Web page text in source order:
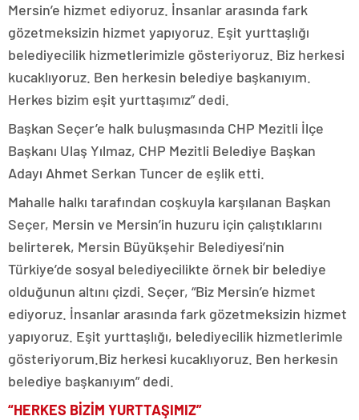
Mersin’e hizmet ediyoruz. İnsanlar arasında fark
gözetmeksizin hizmet yapıyoruz. Eşit yurttaşlığı
belediyecilik hizmetlerimizle gösteriyoruz. Biz herkesi
kucaklıyoruz. Ben herkesin belediye başkanıyım.
Herkes bizim eşit yurttaşımız” dedi.
Başkan Seçer’e halk buluşmasında CHP Mezitli İlçe
Başkanı Ulaş Yılmaz, CHP Mezitli Belediye Başkan
Adayı Ahmet Serkan Tuncer de eşlik etti.
Mahalle halkı tarafından coşkuyla karşılanan Başkan
Seçer, Mersin ve Mersin’in huzuru için çalıştıklarını
belirterek, Mersin Büyükşehir Belediyesi’nin
Türkiye’de sosyal belediyecilikte örnek bir belediye
olduğunun altını çizdi. Seçer, “Biz Mersin’e hizmet
ediyoruz. İnsanlar arasında fark gözetmeksizin hizmet
yapıyoruz. Eşit yurttaşlığı, belediyecilik hizmetlerimle
gösteriyorum.Biz herkesi kucaklıyoruz. Ben herkesin
belediye başkanıyım” dedi.
“HERKES BİZİM YURTTAŞIMIZ”